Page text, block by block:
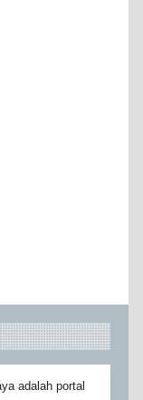
adalah portal